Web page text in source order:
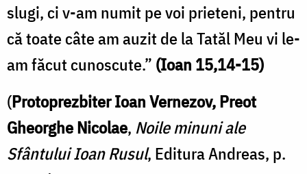
slugi, ci v-am numit pe voi prieteni, pentru
că toate câte am auzit de la Tatăl Meu vi le-
am făcut cunoscute.” (Ioan 15,14-15)
(Protoprezbiter Ioan Vernezov, Preot
Gheorghe Nicolae, Noile minuni ale
Sfântului Ioan Rusul, Editura Andreas, p.